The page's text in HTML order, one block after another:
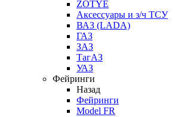
ZOTYE
Аксессуары и з/ч ТСУ
ВАЗ (LADA)
ГАЗ
ЗАЗ
ТагАЗ
УАЗ
Фейринги
Назад
Фейринги
Model FR